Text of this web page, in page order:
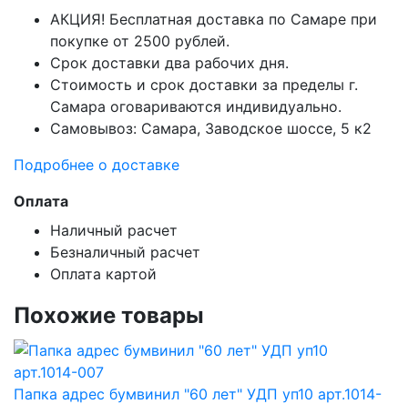
АКЦИЯ! Бесплатная доставка по Самаре при
покупке от 2500 рублей.
Срок доставки два рабочих дня.
Стоимость и срок доставки за пределы г.
Самара оговариваются индивидуально.
Самовывоз: Самара, Заводское шоссе, 5 к2
Подробнее о доставке
Оплата
Наличный расчет
Безналичный расчет
Оплата картой
Похожие товары
Папка адрес бумвинил "60 лет" УДП уп10 арт.1014-